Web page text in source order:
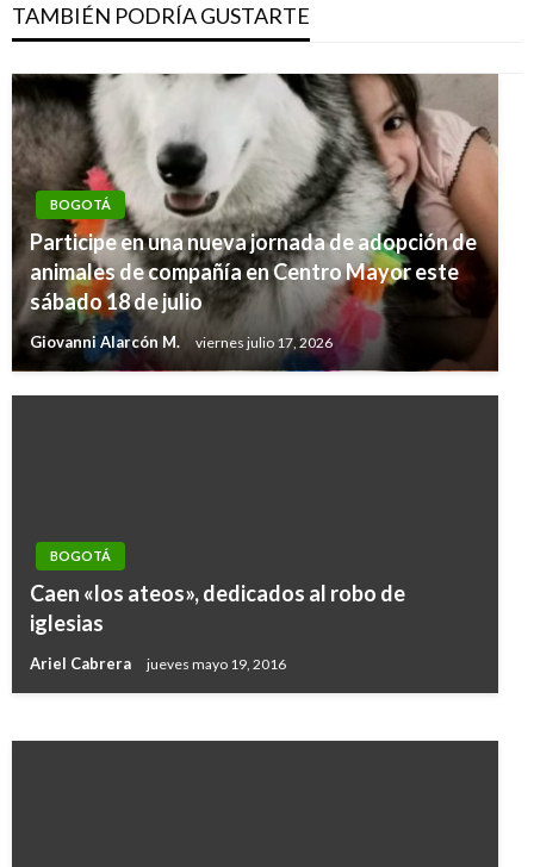
TAMBIÉN PODRÍA GUSTARTE
BOGOTÁ
Participe en una nueva jornada de adopción de
animales de compañía en Centro Mayor este
sábado 18 de julio
Giovanni Alarcón M. viernes julio 17, 2026
BOGOTÁ
Caen «los ateos», dedicados al robo de
iglesias
Ariel Cabrera jueves mayo 19, 2016
Denuncian que tres menores habrían huido